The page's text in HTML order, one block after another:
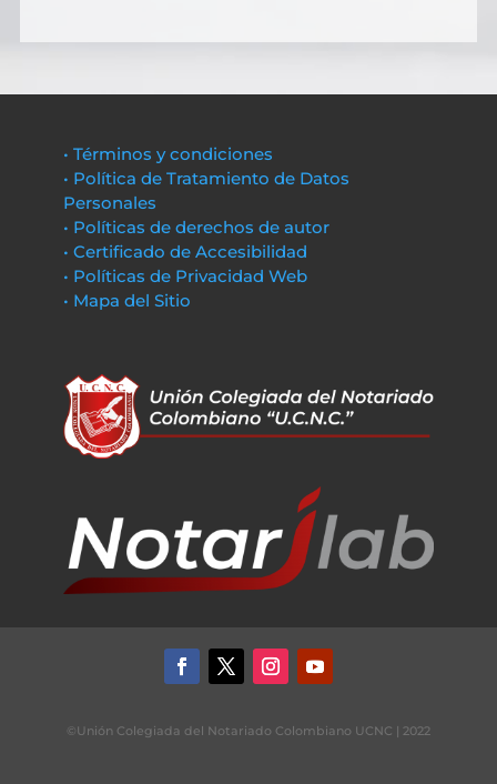
• Términos y condiciones
• Política de Tratamiento de Datos
Personales
• Políticas de derechos de autor
• Certificado de Accesibilidad
• Políticas de Privacidad Web
• Mapa del Sitio
©Unión Colegiada del Notariado Colombiano UCNC | 2022